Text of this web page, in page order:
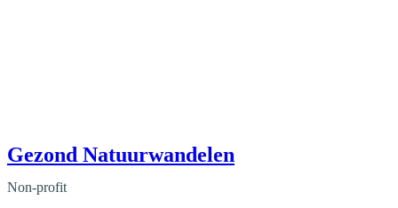
Gezond Natuurwandelen
Non-profit